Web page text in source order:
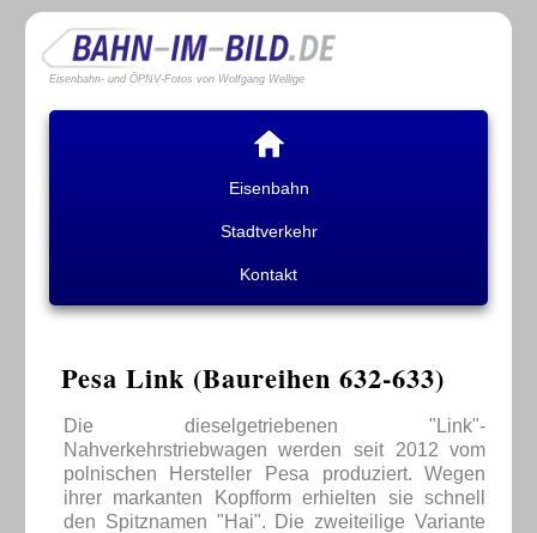
Eisenbahn- und ÖPNV-Fotos von Wolfgang Wellige
Eisenbahn
Stadtverkehr
Kontakt
Pesa Link (Baureihen 632-633)
Die dieselgetriebenen "Link"-
Nahverkehrstriebwagen werden seit 2012 vom
polnischen Hersteller Pesa produziert. Wegen
ihrer markanten Kopfform erhielten sie schnell
den Spitznamen "Hai". Die zweiteilige Variante